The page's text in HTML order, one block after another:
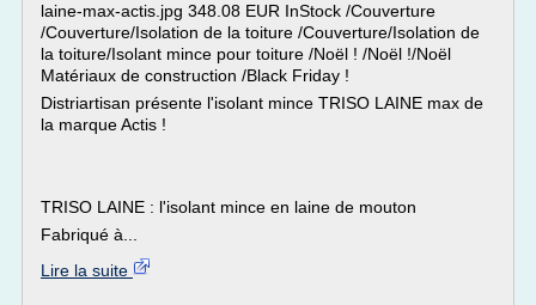
laine-max-actis.jpg 348.08 EUR InStock /Couverture
/Couverture/Isolation de la toiture /Couverture/Isolation de
la toiture/Isolant mince pour toiture /Noël ! /Noël !/Noël
Matériaux de construction /Black Friday !
Distriartisan présente l'isolant mince TRISO LAINE max de
la marque Actis !
TRISO LAINE : l'isolant mince en laine de mouton
Fabriqué à...
Lire la suite